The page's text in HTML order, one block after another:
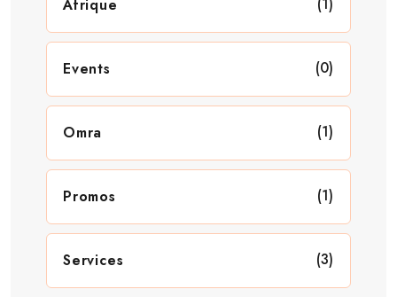
Afrique
Events (0)
Omra (1)
Promos (1)
Services (3)